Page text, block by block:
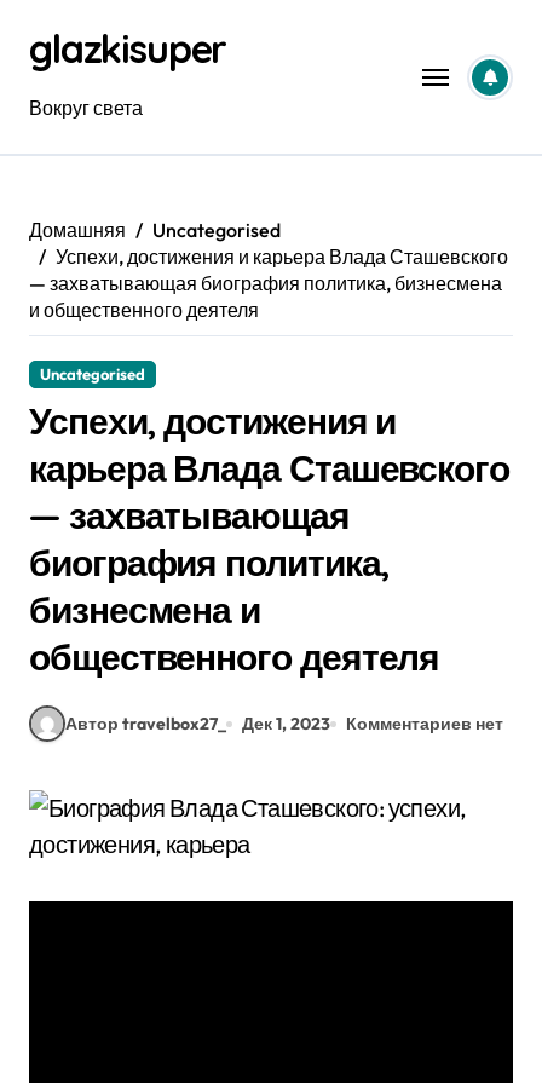
содержанию
glazkisuper
Вокруг света
Домашняя
Uncategorised
Успехи, достижения и карьера Влада Сташевского
— захватывающая биография политика, бизнесмена
и общественного деятеля
Uncategorised
Успехи, достижения и
карьера Влада Сташевского
— захватывающая
биография политика,
бизнесмена и
общественного деятеля
Автор travelbox27_ Дек 1, 2023 Комментариев нет